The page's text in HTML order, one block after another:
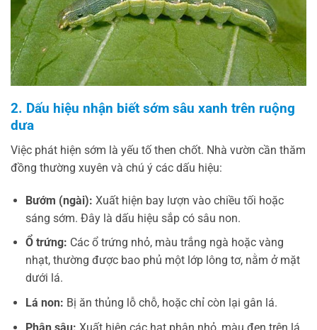
2. Dấu hiệu nhận biết sớm sâu xanh trên ruộng
dưa
Việc phát hiện sớm là yếu tố then chốt. Nhà vườn cần thăm
đồng thường xuyên và chú ý các dấu hiệu:
Bướm (ngài): Xuất hiện bay lượn vào chiều tối hoặc
sáng sớm. Đây là dấu hiệu sắp có sâu non.
Ổ trứng: Các ổ trứng nhỏ, màu trắng ngà hoặc vàng
nhạt, thường được bao phủ một lớp lông tơ, nằm ở mặt
dưới lá.
Lá non: Bị ăn thủng lỗ chỗ, hoặc chỉ còn lại gân lá.
Phân sâu: Xuất hiện các hạt phân nhỏ, màu đen trên lá